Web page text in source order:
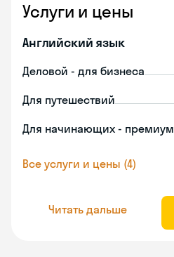
Услуги и цены
Английский язык
Деловой - для бизнеса
Для путешествий
Для начинающих - премиум
Все услуги и цены (4)
Читать дальше